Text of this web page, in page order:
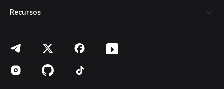
हिन्दी
Español (Argentina)
Recursos